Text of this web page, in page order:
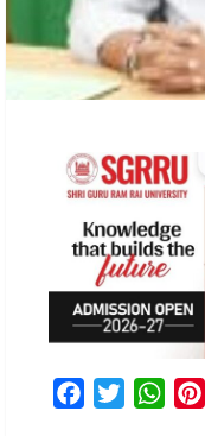
FacebookTwitter